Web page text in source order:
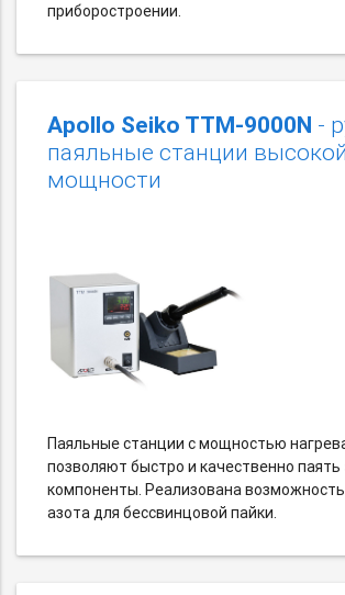
приборостроении.
Apollo Seiko TTM-9000N -
паяльные станции высокой
мощности
Паяльные станции с мощностью
позволяют быстро и качественно
компоненты. Реализована
азота для бессвинцовой пайки.